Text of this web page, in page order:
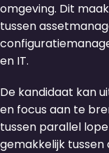
omgeving. Dit
tussen
en IT.
De kandidaat kan
en focus aan te
tussen parallel
gemakkelijk